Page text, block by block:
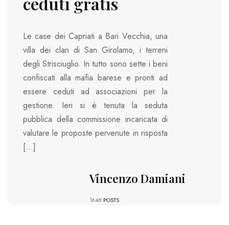
Le case dei Capriati a Bari Vecchia, una
villa dei clan di San Girolamo, i terreni
degli Strisciuglio. In tutto sono sette i beni
confiscati alla mafia barese e pronti ad
essere ceduti ad associazioni per la
gestione. Ieri si è tenuta la seduta
pubblica della commissione incaricata di
valutare le proposte pervenute in risposta
[…]
Vincenzo Damiani
1648 POSTS